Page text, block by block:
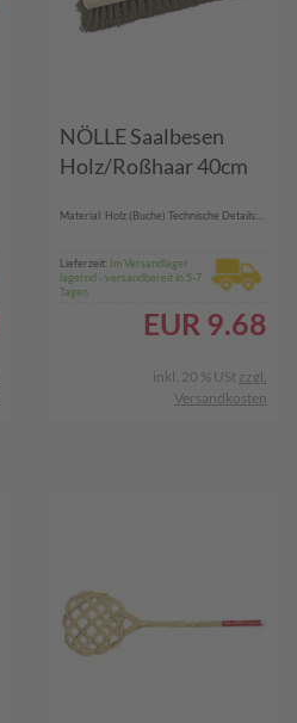
NÖLLE Saalbesen
Holz/Roßhaar 40cm
Material: Holz (Buche) Technische Details:...
Lieferzeit: Im Versandlager
lagernd - versandbereit in 5-7
Tagen
EUR 9.68
inkl. 20 % USt zzgl.
Versandkosten